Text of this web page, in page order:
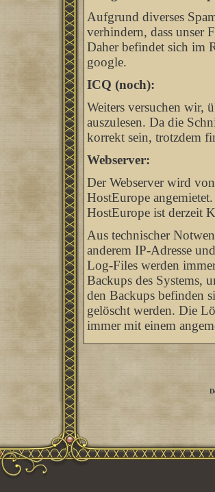
Aufgrund diverses
verhindern, dass unser
Daher befindet sich im
google.
ICQ (noch):
Weiters versuchen wir,
auszulesen. Da die
korrekt sein, trotzdem
Webserver:
Der Webserver wird
HostEurope
HostEurope ist derzeit
Aus technischer
anderem IP-Adresse
Log-Files werden
Backups des Systems,
den Backups befinden
gelöscht werden. Die
immer mit einem